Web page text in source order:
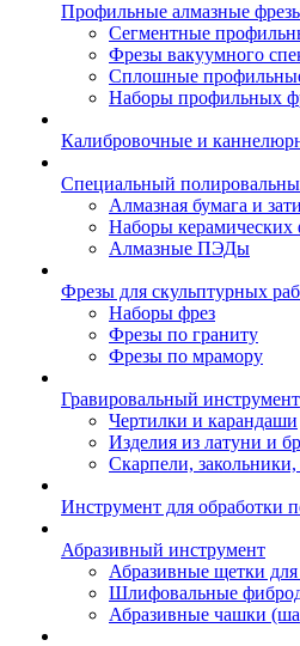
Профильные алмазные
Сегментные
Фрезы вакуумного
Сплошные
Наборы профильных
Калибровочные и
Специальный
Алмазная бумага и
Наборы керамических
Алмазные ПЭДы
Фрезы для скульптурных
Наборы фрез
Фрезы по граниту
Фрезы по мрамору
Гравировальный инструмент
Чертилки и карандаши
Изделия из латуни и
Скарпели,
Инструмент для обработки
Абразивный инструмент
Абразивные щетки
Шлифовальные
Абразивные чашки